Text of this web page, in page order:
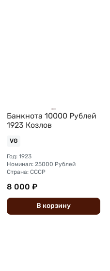
Банкнота 10000 Рублей
1923 Козлов
VG
Год: 1923
Номинал: 25000 Рублей
Страна: СССР
8 000 ₽
В корзину